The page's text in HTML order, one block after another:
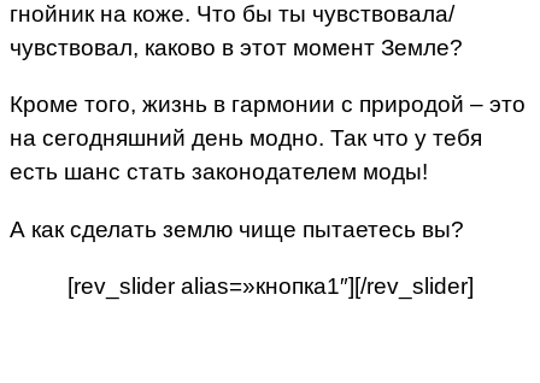
гнойник на коже. Что бы ты чувствовала/
чувствовал, каково в этот момент Земле?
Кроме того, жизнь в гармонии с природой – это
на сегодняшний день модно. Так что у тебя
есть шанс стать законодателем моды!
А как сделать землю чище пытаетесь вы?
[rev_slider alias=»кнопка1″][/rev_slider]